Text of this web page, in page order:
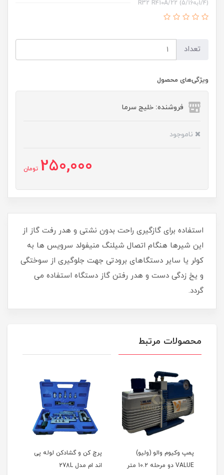
(1/4به5/16) R32 R410A/22
تعداد
ویژگی‌های محصول
فروشنده: خلیج سرما
ناموجود
250,000 تومان
استفاده برای گازگیری راحت بدون نشتی و هدر رفت گاز از
این شیرها هنگام اتصال شیلنگ منیفولد سرویس ها به
کولر یا سایر دستگاهای برودتی جهت جلوگیری از سوختگی
و یخ زدگی دست و هدر رفتن گاز دستگاه استفاده می
گردد.
محصولات مرتبط
پمپ وکیوم والو (ولیو)
VALUE دو مرحله 10.2 متر
پرچ کن و گشادکن لوله پی
اند ام مدل 278L